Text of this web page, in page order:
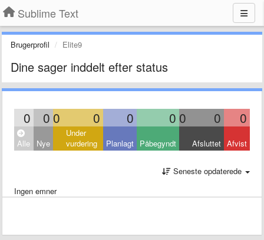
Sublime Text
Brugerprofil Elite9
Dine sager inddelt efter status
0 0 0 0 0 0 0 0 0
Alle Nye
Under
vurdering
Planlagt Påbegyndt Afsluttet Afvist
Seneste opdaterede
Ingen emner